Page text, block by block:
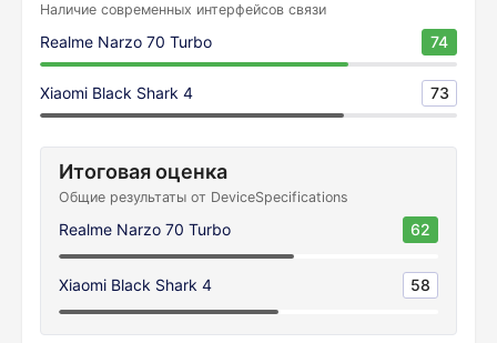
Наличие современных интерфейсов связи
Realme Narzo 70 Turbo 74
Xiaomi Black Shark 4 73
Итоговая оценка
Общие результаты от DeviceSpecifications
Realme Narzo 70 Turbo 62
Xiaomi Black Shark 4 58